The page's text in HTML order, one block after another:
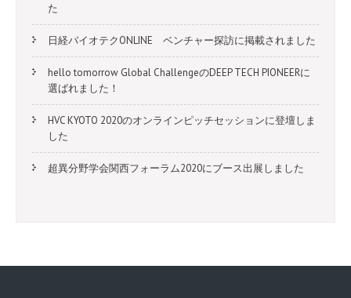
た
日経バイオテクONLINE ベンチャー探訪に掲載されました
hello tomorrow Global ChallengeのDEEP TECH PIONEERに
選ばれました！
HVC KYOTO 2020のオンラインピッチセッションに登壇しま
した
超異分野学会関西フォーラム2020にブース出展しました